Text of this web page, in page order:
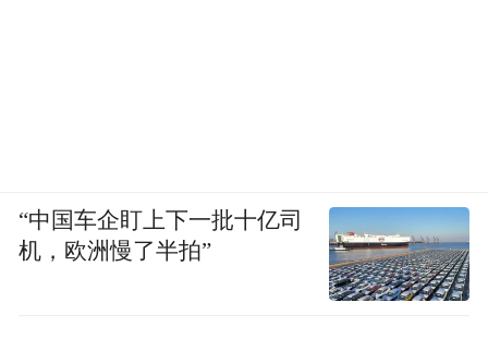
“中国车企盯上下一批十亿司
机，欧洲慢了半拍”